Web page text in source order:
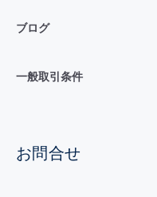
ブログ
一般取引条件
お問合せ